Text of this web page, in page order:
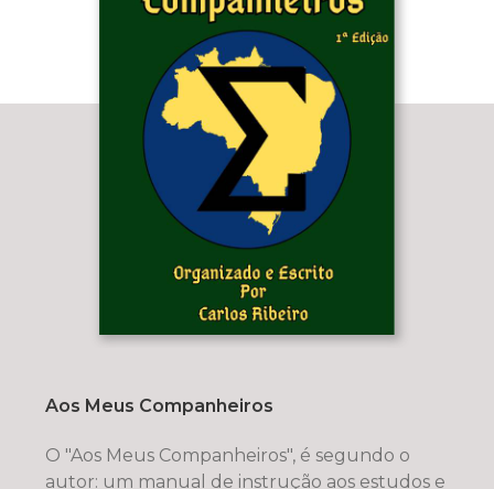
Aos Meus Companheiros
O "Aos Meus Companheiros", é segundo o
autor: um manual de instrução aos estudos e